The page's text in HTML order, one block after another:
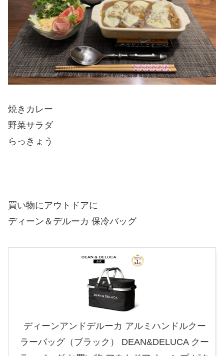
焼きカレー
野菜サラダ
らっきょう
買い物にアウトドアに
ディーン＆デルーカ 保冷バッグ
ディーンアンドデルーカ アルミハンドルクー
ラーバッグ（ブラック） DEAN&DELUCA クー